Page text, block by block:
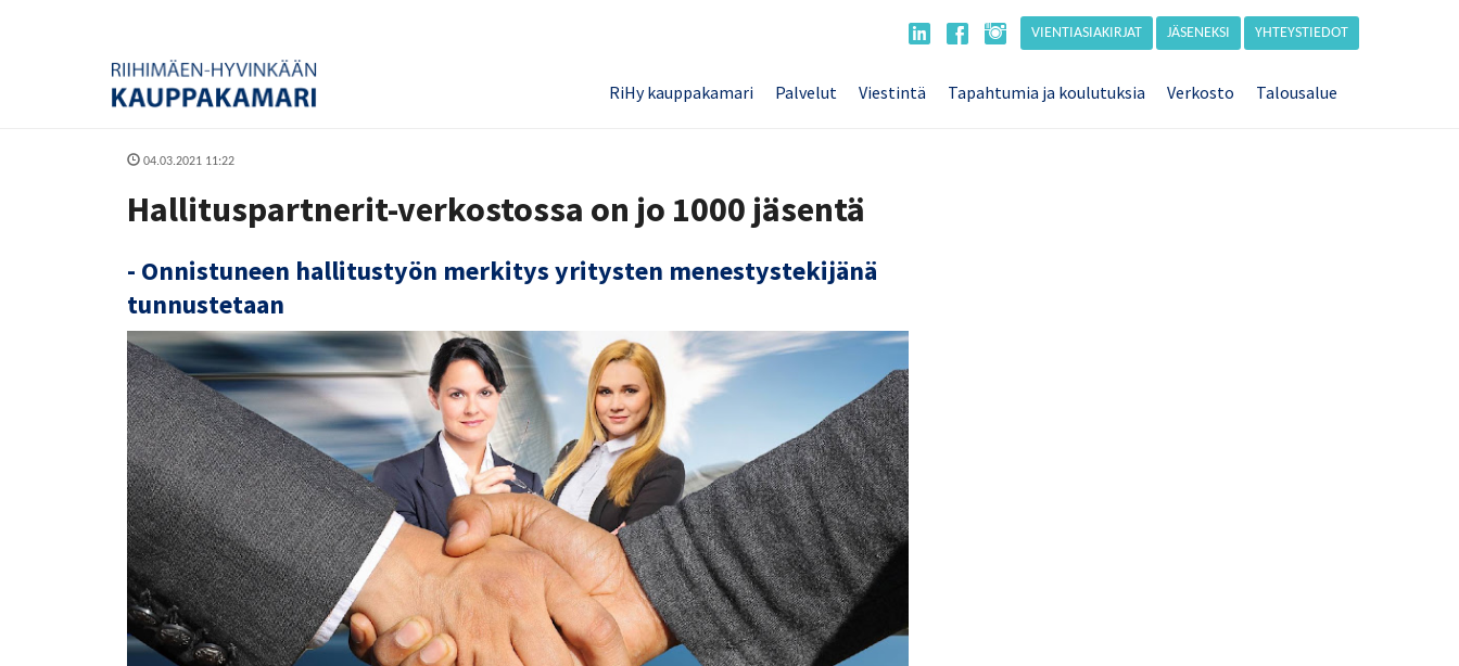
VIENTIASIAKIRJAT JÄSENEKSI YHTEYSTIEDOT
RiHy kauppakamari Palvelut Viestintä Tapahtumia ja koulutuksia Verkosto Talousalue
04.03.2021 11:22
Hallituspartnerit-verkostossa on jo 1000 jäsentä
- Onnistuneen hallitustyön merkitys yritysten menestystekijänä
tunnustetaan